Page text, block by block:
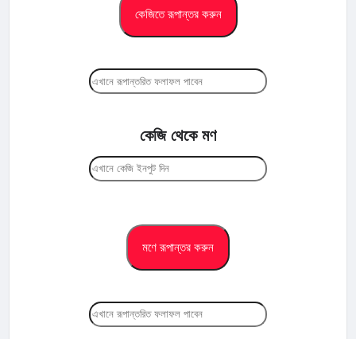
কেজি থেকে মণ